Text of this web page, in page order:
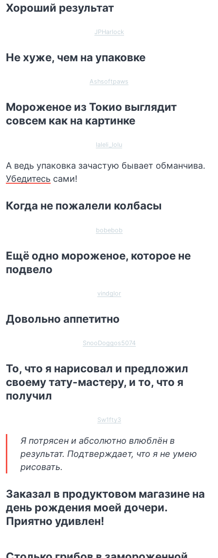
Хороший результат
JPHarlock
Не хуже, чем на упаковке
Ashsoftpaws
Мороженое из Токио выглядит
совсем как на картинке
laleli_lolu
А ведь упаковка зачастую бывает обманчива.
Убедитесь сами!
Когда не пожалели колбасы
bobebob
Ещё одно мороженое, которое не
подвело
vindglor
Довольно аппетитно
SnooDoggos5074
То, что я нарисовал и предложил
своему тату-мастеру, и то, что я
получил
Sw1fty3
Я потрясен и абсолютно влюблён в
результат. Подтверждает, что я не умею
рисовать.
Заказал в продуктовом магазине на
день рождения моей дочери.
Приятно удивлен!